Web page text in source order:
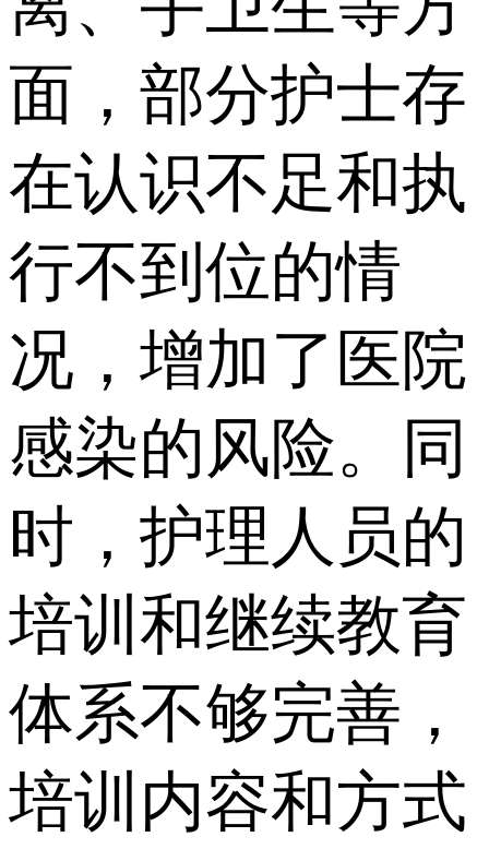
面，部分护士存
在认识不足和执
行不到位的情
况，增加了医院
感染的风险。同
时，护理人员的
培训和继续教育
体系不够完善，
培训内容和方式